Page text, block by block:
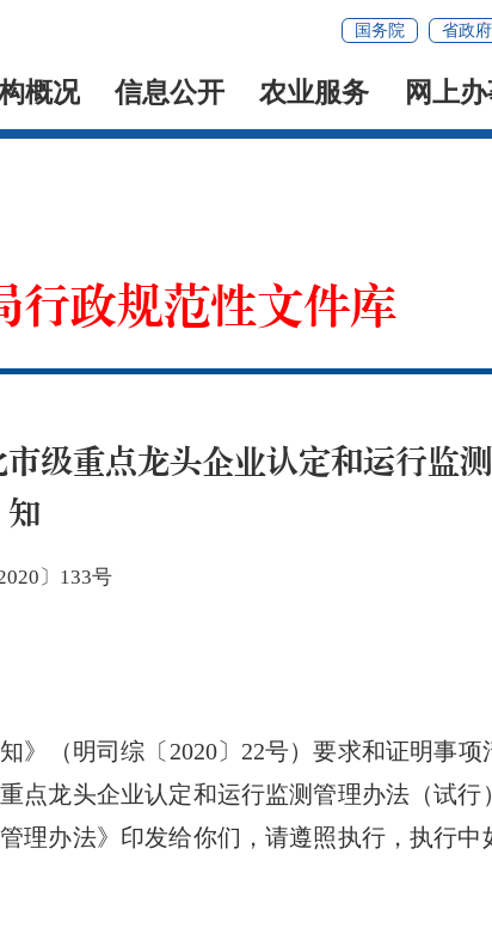
国务院 省政府
概况 信息公开 农业服务 网上
行政规范性文件库
级重点龙头企业认定和运行监
知
〕133号
》（明司综〔2020〕 22号）要求和证明事项
点龙头企业认定和运行监测管理办法（试行
理办法》印发给你们，请遵照执行，执行中